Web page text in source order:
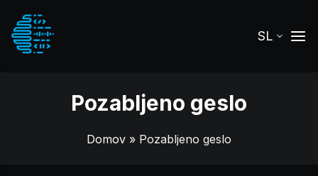
SL
Pozabljeno geslo
Domov » Pozabljeno geslo